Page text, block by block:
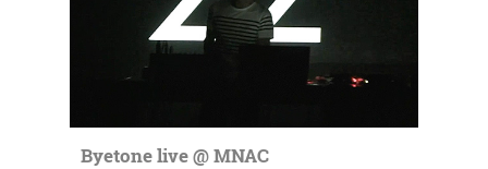
Byetone live @ MNAC